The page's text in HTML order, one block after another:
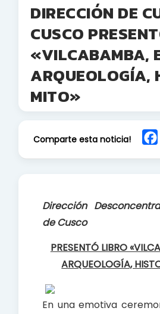
DIRECCIÓN DE
CUSCO
«VILCABAMBA,
ARQUEOLOGÍA,
MITO»
Comparte esta noticia!
Dirección
de Cusco
PRESENTÓ LIBRO
ARQUEOLOGÍA,
En una emotiva